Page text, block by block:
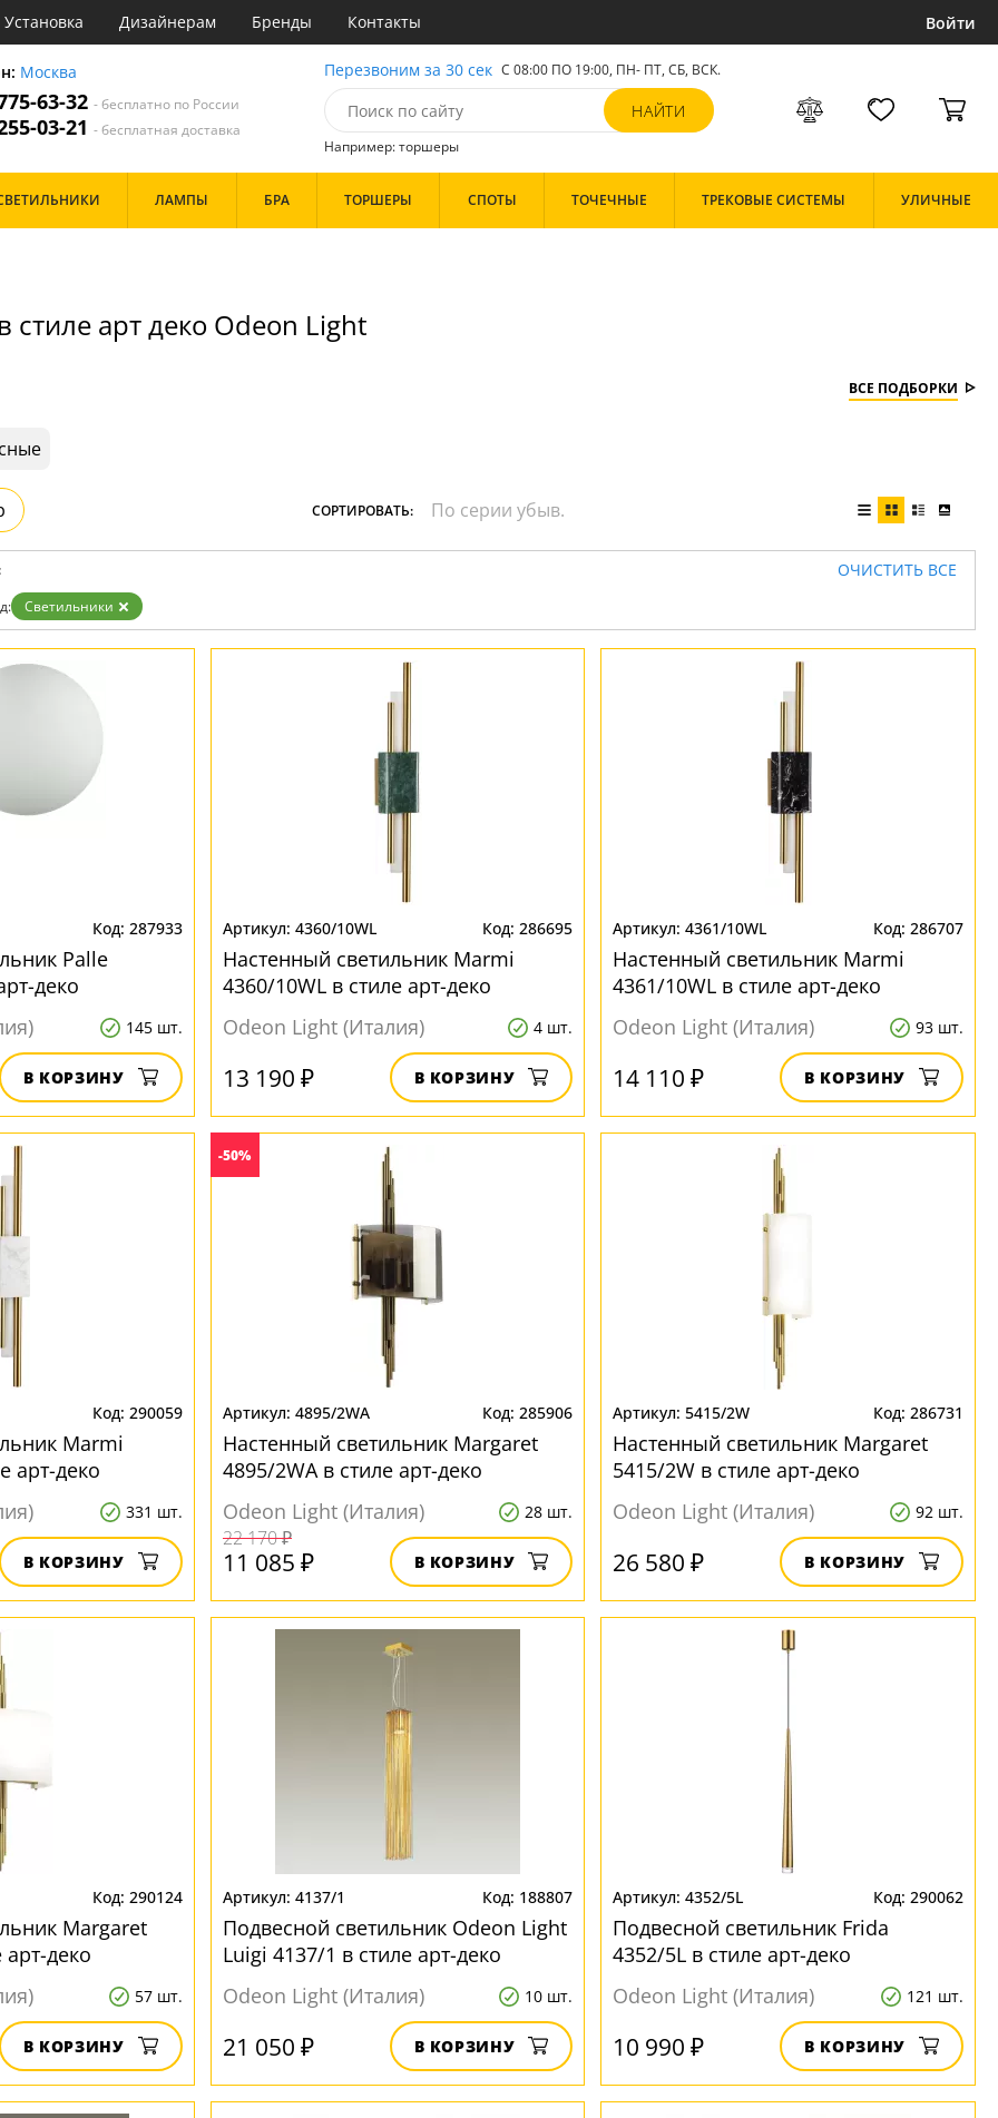
Установка Дизайнерам Бренды Контакты Войти
Москва
63-32- бесплатно по России
03-21- бесплатная доставка
Перезвоним за 30 сек С 08:00 ПО 19:00, ПН- ПТ, СБ, ВСК.
Например: торшеры
Черные
ЛАМПЫ БРА ТОРШЕРЫ СПОТЫ ТОЧЕЧНЫЕ ТРЕКОВЫЕ СИСТЕМЫ УЛИЧНЫЕ
стиле арт деко Odeon Light
ВСЕ ПОДБОРКИ
СОРТИРОВАТЬ:
ОЧИСТИТЬ ВСЕ
Светильники
287933
Palle
деко
145 шт.
В КОРЗИНУ
4360/10WL 286695
Настенный светильник Marmi
4360/10WL в стиле арт-деко
Odeon Light (Италия)
4 шт.
13 190 ₽ В КОРЗИНУ
4361/10WL 286707
Настенный светильник Marmi
4361/10WL в стиле арт-деко
Odeon Light (Италия)
93 шт.
14 110 ₽ В КОРЗИНУ
290059
Marmi
арт-деко
331 шт.
В КОРЗИНУ
-50%
4895/2WA 285906
Настенный светильник Margaret
4895/2WA в стиле арт-деко
Odeon Light (Италия)
28 шт.
22 170 ₽
11 085 ₽ В КОРЗИНУ
5415/2W 286731
Настенный светильник Margaret
5415/2W в стиле арт-деко
Odeon Light (Италия)
92 шт.
26 580 ₽ В КОРЗИНУ
290124
Margaret
арт-деко
57 шт.
В КОРЗИНУ
4137/1 188807
Подвесной светильник Odeon Light
Luigi 4137/1 в стиле арт-деко
Odeon Light (Италия)
10 шт.
21 050 ₽ В КОРЗИНУ
4352/5L 290062
Подвесной светильник Frida
4352/5L в стиле арт-деко
Odeon Light (Италия)
121 шт.
10 990 ₽ В КОРЗИНУ